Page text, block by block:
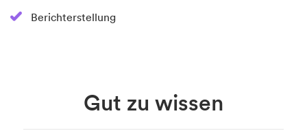
Berichterstellung
Gut zu wissen